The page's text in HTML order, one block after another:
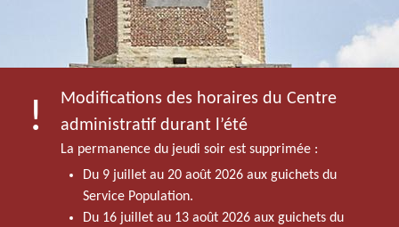
Modifications des horaires du Centre
administratif durant l’été
La permanence du jeudi soir est supprimée :
Du 9 juillet au 20 août 2026 aux guichets du
Service Population.
Du 16 juillet au 13 août 2026 aux guichets du